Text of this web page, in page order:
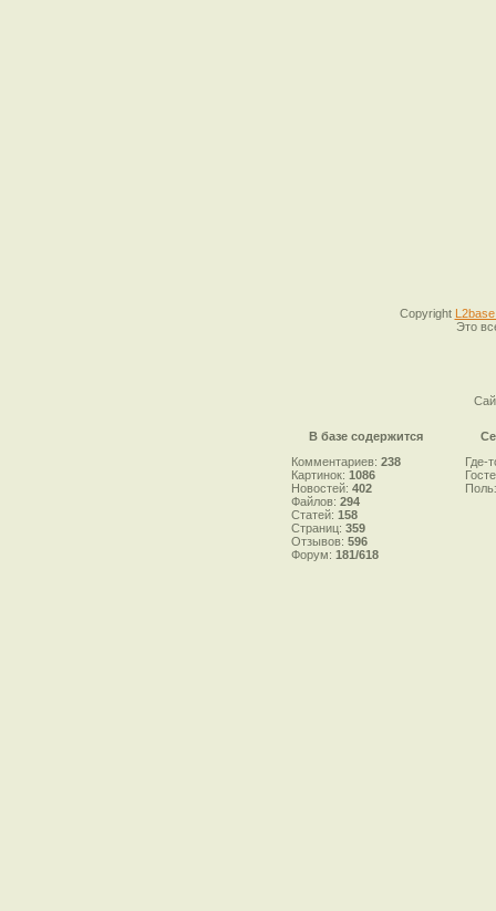
Copyright
Это
В базе содержится
Комментариев: 238
Картинок: 1086
Новостей: 402
Файлов: 294
Статей: 158
Страниц: 359
Отзывов: 596
Форум: 181/618
Где-